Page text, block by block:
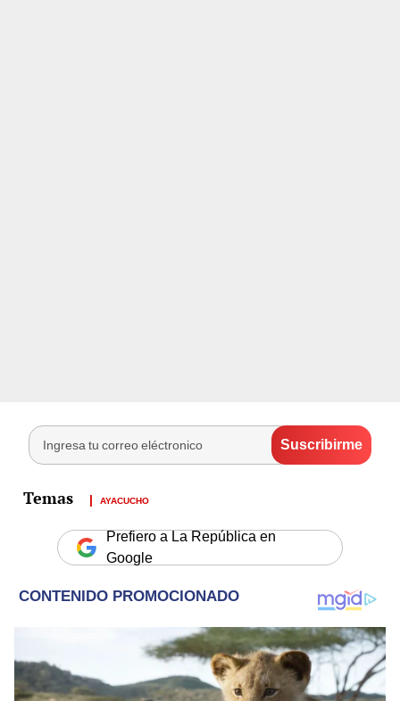
AYACUCHO
Prefiero a La República en
Google